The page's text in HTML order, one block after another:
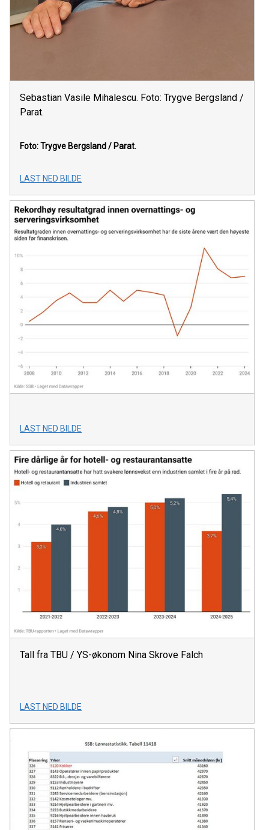
Sebastian Vasile Mihalescu. Foto: Trygve Bergsland /
Parat.
Foto: Trygve Bergsland / Parat.
LAST NED BILDE
LAST NED BILDE
Tall fra TBU / YS-økonom Nina Skrove Falch
LAST NED BILDE